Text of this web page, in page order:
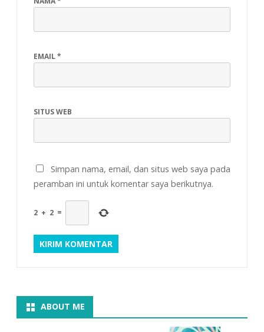
EMAIL*
SITUS WEB
Simpan nama, email, dan situs web saya pada
peramban ini untuk komentar saya berikutnya.
2 + 2 =
ABOUT ME